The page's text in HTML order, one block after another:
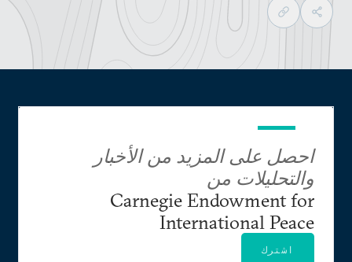
احصل على المزيد من الأخبار
والتحليلات من
Carnegie Endowment for
International Peace
اشترك